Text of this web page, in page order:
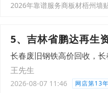
2026年靠谱服务商板材梧州墙
5、吉林省鹏达再生
长春废旧钢铁高价回收，
王先生
2026-08-07 11:46 网店第13年